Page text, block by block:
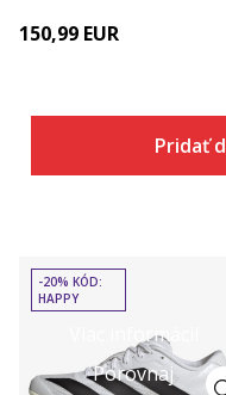
150,99 EUR
Pridať
Viac informácií
Porovnaj
-20% KÓD:
HAPPY